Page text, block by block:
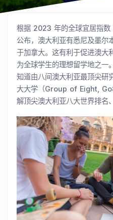
根据 2023 年的全球宜居指
公布，澳大利亚有悉尼及墨尔
于加拿大。这有利于促进澳大
为全球学生的理想留学地之一
知道由八间澳大利亚最顶尖研
大大学（Group of Eight,
解顶尖澳大利亚八大世界排名